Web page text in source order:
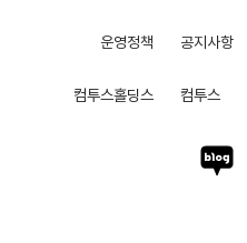
운영정책 공지사항
컴투스홀딩스 컴투스